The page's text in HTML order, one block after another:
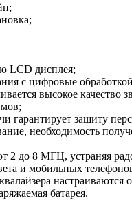
LCD дисплея;
с цифровые
высокое качество
гарантирует защиту
необходимость
2 до 8 MГЦ, устраняя
и мобильных
настраиваются
батарея.